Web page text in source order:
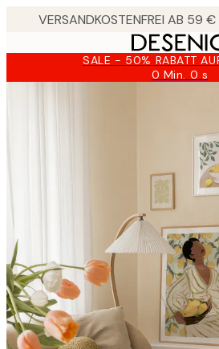
SALE - 50% RABATT
0 Min. 0 s
Gültig
09